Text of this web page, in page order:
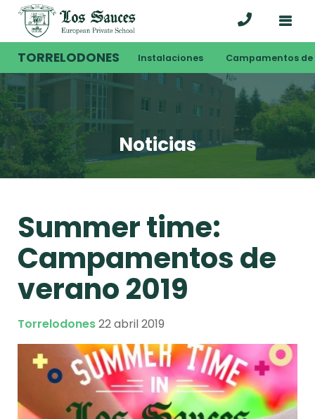
TORRELODONES Instalaciones Campamentos de
Noticias
Summer time:
Campamentos de
verano 2019
Torrelodones22 abril 2019